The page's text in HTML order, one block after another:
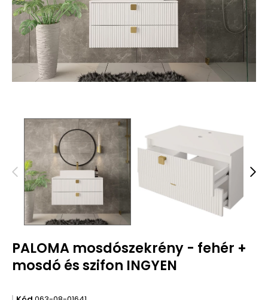
PALOMA mosdószekrény - fehér +
mosdó és szifon INGYEN